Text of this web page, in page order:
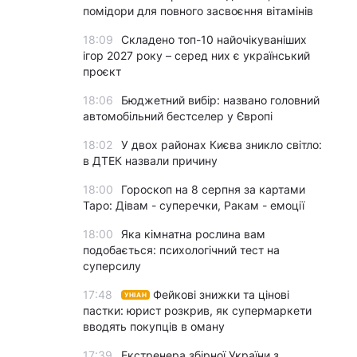
помідори для повного засвоєння вітамінів
18:09
Складено топ-10 найочікуваніших
ігор 2027 року – серед них є український
проєкт
18:06
Бюджетний вибір: названо головний
автомобільний бестселер у Європі
18:02
У двох районах Києва зникло світло:
в ДТЕК назвали причину
18:00
Гороскоп на 8 серпня за картами
Таро: Дівам - суперечки, Ракам - емоції
18:00
Яка кімнатна рослина вам
подобається: психологічний тест на
суперсилу
17:48 УНІАН
Фейкові знижки та цінові
пастки: юрист розкрив, як супермаркети
вводять покупців в оману